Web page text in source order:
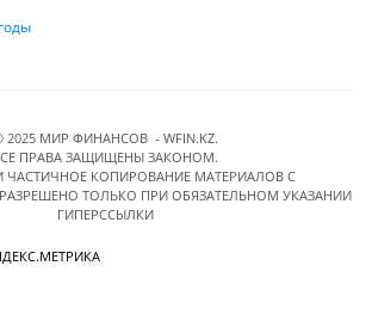
2025 МИР ФИНАНСОВ - WFIN.KZ.
ПРАВА ЗАЩИЩЕНЫ ЗАКОНОМ.
КОПИРОВАНИЕ МАТЕРИАЛОВ C
ТОЛЬКО ПРИ ОБЯЗАТЕЛЬНОМ УКАЗАНИИ
ГИПЕРССЫЛКИ